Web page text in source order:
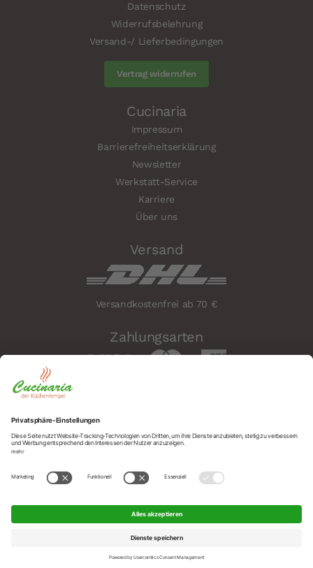
Datenschutz
Widerrufsbelehrung
Versand-/ Lieferbedingungen
Vertrag widerrufen
Cucinaria
Impressum
Barrierefreiheitserklärung
Newsletter
Werkstatt-Service
Karriere
Über uns
Versand
Versandkostenfrei ab 70 €
Zahlungsarten
Sicherheit
Social